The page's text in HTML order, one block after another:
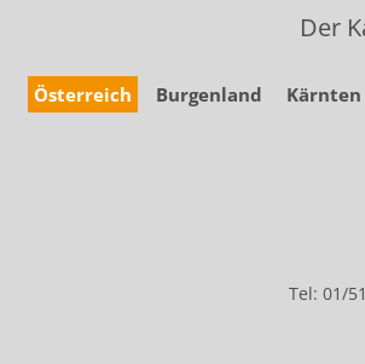
Der
Österreich Burgenland Kärnten
Tel: 01/